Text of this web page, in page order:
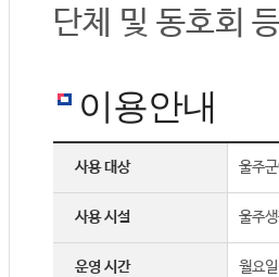
단체 및 동호회
이용안내
사용 대상 울주
사용 시설 울주
운영 시간 월요